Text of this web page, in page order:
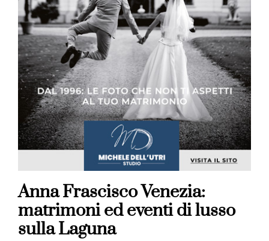
Anna Frascisco Venezia:
matrimoni ed eventi di lusso
sulla Laguna